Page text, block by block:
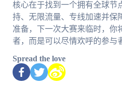
核心在于找到一个拥有全球节
持、无限流量、专线加速并保
准备，下一次大赛来临时，你
者，而是可以尽情欢呼的参与
Spread the love